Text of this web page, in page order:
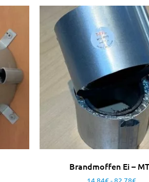
Brandmoffen Ei –